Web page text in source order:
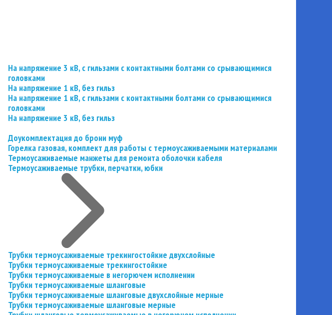
На напряжение 3 кВ, с гильзами с контактными болтами со срывающимися
головками
На напряжение 1 кВ, без гильз
На напряжение 1 кВ, с гильзами с контактными болтами со срывающимися
головками
На напряжение 3 кВ, без гильз
Доукомплектация до брони муф
Горелка газовая, комплект для работы с термоусаживаемыми материалами
Термоусаживаемые манжеты для ремонта оболочки кабеля
Термоусаживаемые трубки, перчатки, юбки
Трубки термоусаживаемые трекингостойкие двухслойные
Трубки термоусаживаемые трекингостойкие
Трубки термоусаживаемые в негорючем исполнении
Трубки термоусаживаемые шланговые
Трубки термоусаживаемые шланговые двухслойные мерные
Трубки термоусаживаемые шланговые мерные